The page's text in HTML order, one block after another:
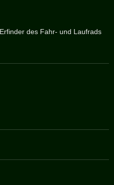
des Fahr- und Laufrads